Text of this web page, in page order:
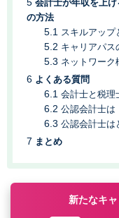
会計士が年収を上
の方法
スキルアップ
キャリアパス
ネットワーク
よくある質問
会計士と税理
公認会計士は
公認会計士は
まとめ
新たなキ